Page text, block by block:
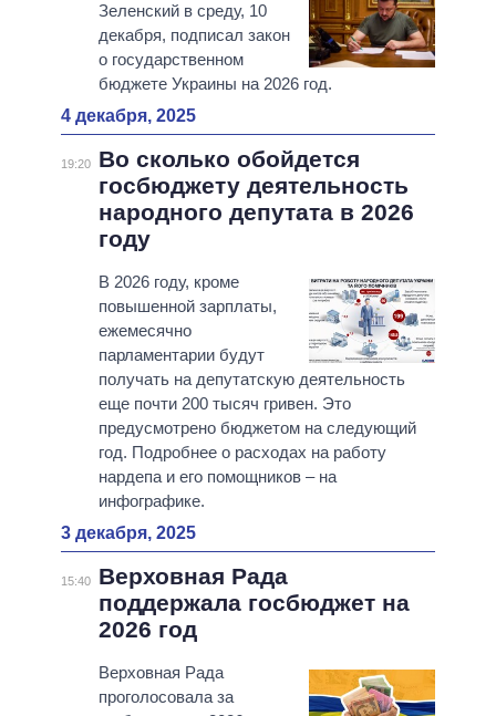
Зеленский в среду, 10
декабря, подписал закон
о государственном
бюджете Украины на 2026 год.
4 декабря, 2025
19:20
Во сколько обойдется
госбюджету деятельность
народного депутата в 2026
году
В 2026 году, кроме
повышенной зарплаты,
ежемесячно
парламентарии будут
получать на депутатскую деятельность
еще почти 200 тысяч гривен. Это
предусмотрено бюджетом на следующий
год. Подробнее о расходах на работу
нардепа и его помощников – на
инфографике.
3 декабря, 2025
15:40
Верховная Рада
поддержала госбюджет на
2026 год
Верховная Рада
проголосовала за